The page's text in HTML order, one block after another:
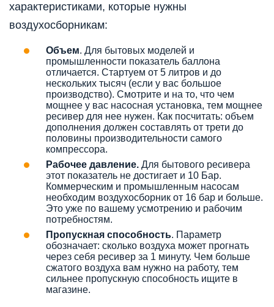
характеристиками, которые нужны
воздухосборникам:
Объем. Для бытовых моделей и
промышленности показатель баллона
отличается. Стартуем от 5 литров и до
нескольких тысяч (если у вас большое
производство). Смотрите и на то, что чем
мощнее у вас насосная установка, тем мощнее
ресивер для нее нужен. Как посчитать: объем
дополнения должен составлять от трети до
половины производительности самого
компрессора.
Рабочее давление. Для бытового ресивера
этот показатель не достигает и 10 Бар.
Коммерческим и промышленным насосам
необходим воздухосборник от 16 бар и больше.
Это уже по вашему усмотрению и рабочим
потребностям.
Пропускная способность. Параметр
обозначает: сколько воздуха может прогнать
через себя ресивер за 1 минуту. Чем больше
сжатого воздуха вам нужно на работу, тем
сильнее пропускную способность ищите в
магазине.